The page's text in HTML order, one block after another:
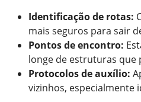
Identificação de rotas:
mais seguros para sair
Pontos de encontro:
longe de estruturas que
Protocolos de auxílio:
vizinhos, especialmente